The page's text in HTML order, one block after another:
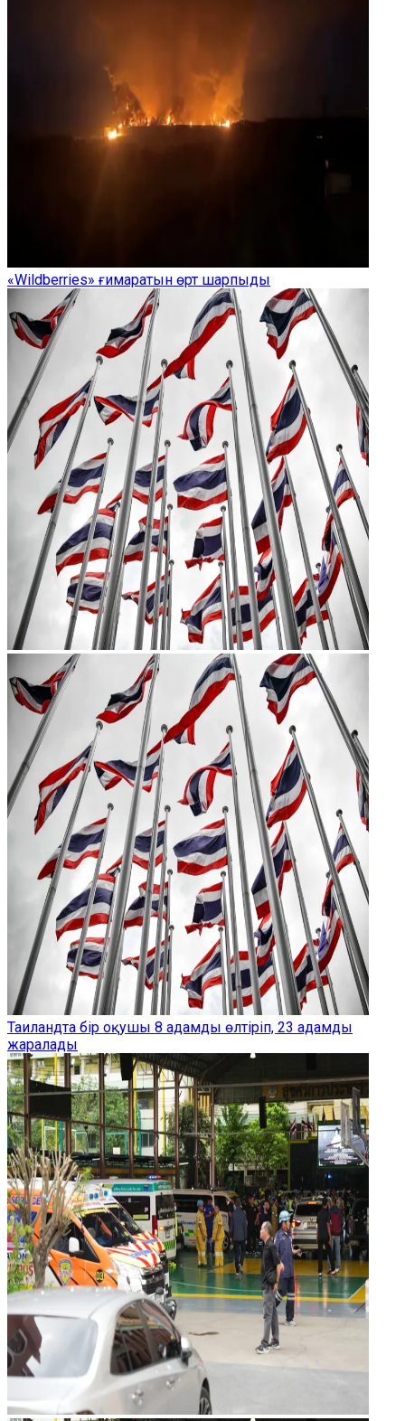
«Wildberries» ғимаратын өрт шарпыды
Таиландта бір оқушы 8 адамды өлтіріп, 23 адамды
жаралады